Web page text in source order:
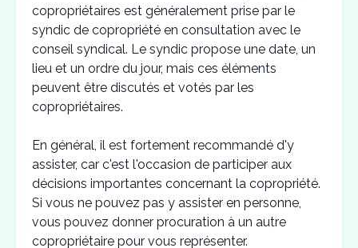
copropriétaires est généralement prise par le
syndic de copropriété en consultation avec le
conseil syndical. Le syndic propose une date, un
lieu et un ordre du jour, mais ces éléments
peuvent être discutés et votés par les
copropriétaires.
En général, il est fortement recommandé d'y
assister, car c'est l'occasion de participer aux
décisions importantes concernant la copropriété.
Si vous ne pouvez pas y assister en personne,
vous pouvez donner procuration à un autre
copropriétaire pour vous représenter.